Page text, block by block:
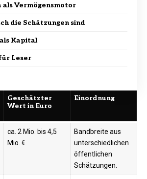
als Vermögensmotor
die Schätzungen sind
Kapital
Leser
Geschätzter
Wert in Euro
Einordnung
ca. 2 Mio. bis 4,5
Mio. €
Bandbreite aus
unterschiedlichen
öffentlichen
Schätzungen.